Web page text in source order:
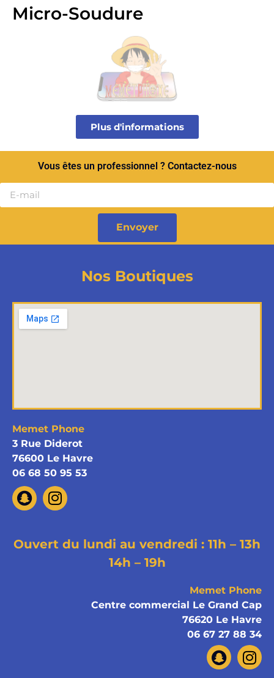
Micro-Soudure
Plus d'informations
Vous êtes un professionnel ? Contactez-nous
Envoyer
Nos Boutiques
Memet Phone
3 Rue Diderot
76600 Le Havre
06 68 50 95 53
Ouvert du lundi au vendredi : 11h – 13h
14h – 19h
Memet Phone
Centre commercial Le Grand Cap
76620 Le Havre
06 67 27 88 34